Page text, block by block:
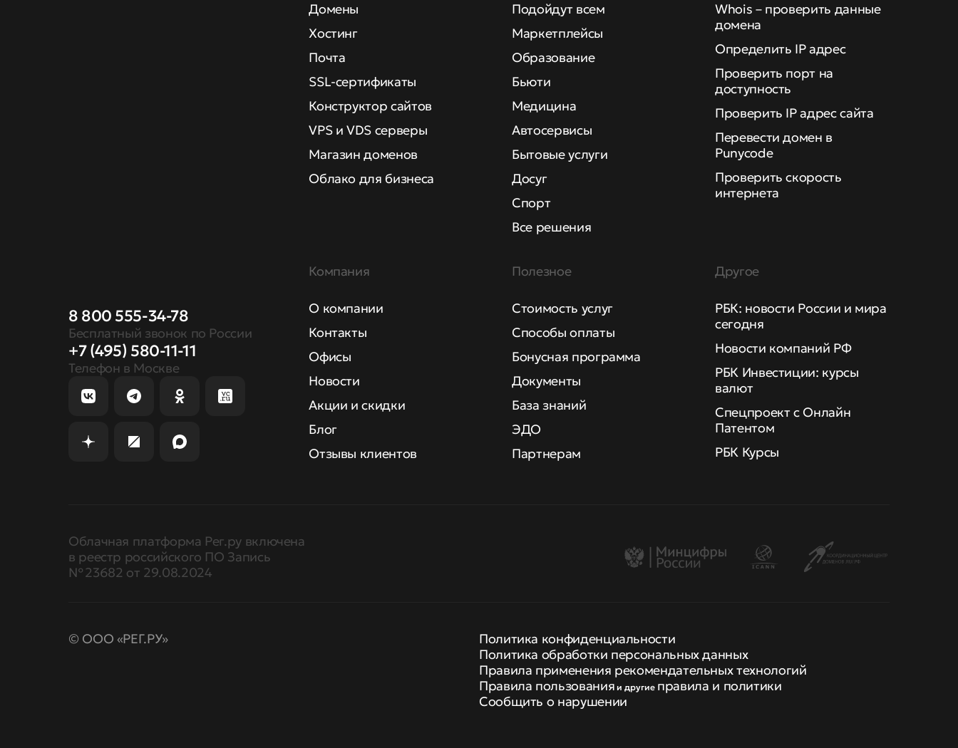
8 800 555-34-78
Бесплатный звонок по России
+7 (495) 580-11-11
Телефон в Москве
Домены
Хостинг
Почта
SSL-сертификаты
Конструктор сайтов
VPS и VDS серверы
Магазин доменов
Облако для бизнеса
Подойдут всем
Маркетплейсы
Образование
Бьюти
Медицина
Автосервисы
Бытовые услуги
Досуг
Спорт
Все решения
Whois – проверить данные
домена
Определить IP адрес
Проверить порт на
доступность
Проверить IP адрес сайта
Перевести домен в
Punycode
Проверить скорость
интернета
Компания
О компании
Контакты
Офисы
Новости
Акции и скидки
Блог
Отзывы клиентов
Полезное
Стоимость услуг
Способы оплаты
Бонусная программа
Документы
База знаний
ЭДО
Партнерам
Другое
РБК: новости России и мира
сегодня
Новости компаний РФ
РБК Инвестиции: курсы
валют
Спецпроект с Онлайн
Патентом
РБК Курсы
Облачная платформа Рег.ру включена
в реестр российского ПО Запись
№ 23682 от 29.08.2024
© ООО «РЕГ.РУ»
Политика конфиденциальности
Политика обработки персональных данных
Правила применения рекомендательных технологий
Правила пользования и другие правила и политики
Сообщить о нарушении